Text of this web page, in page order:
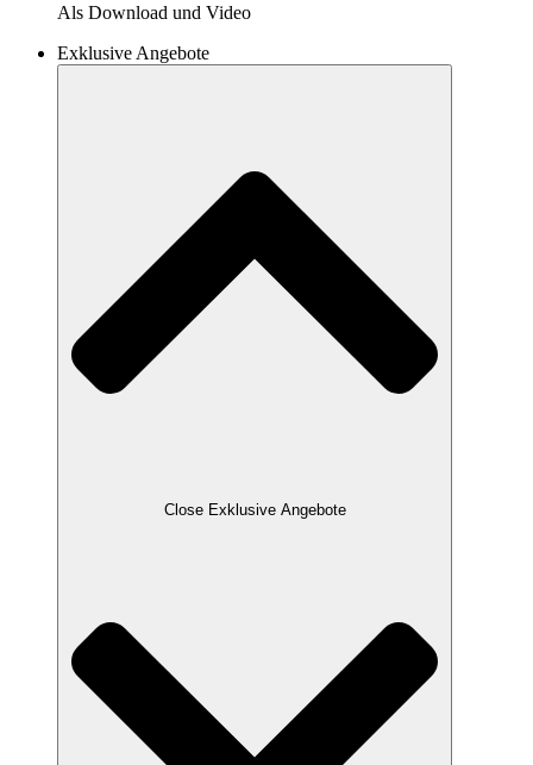
Als Download und Video
Exklusive Angebote
Close Exklusive Angebote